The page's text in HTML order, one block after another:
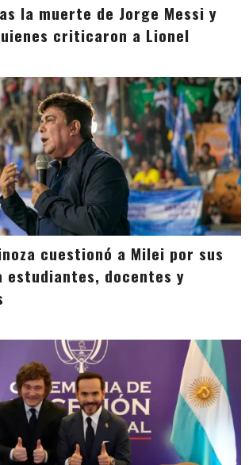
la muerte de Jorge Messi y
criticaron a Lionel
cuestionó a Milei por sus
estudiantes, docentes y